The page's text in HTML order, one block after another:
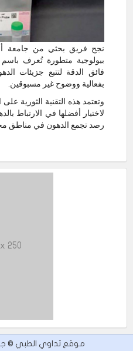
نجح فريق بحثي من جامعة
فائق الدقة لتتبع جزيئات
بفعالية ووضوح غير مسبوقين.
وتعتمد هذه التقنية الثورية على
لاختيار أفضلها في الارتباط
رصد تجمع الدهون في مناطق
x 250
موقع تداوي الطبي ©